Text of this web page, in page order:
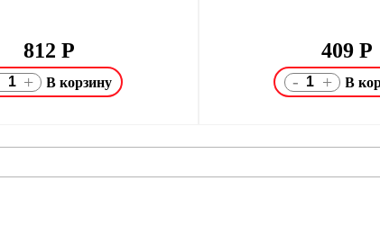
812 Р
+
409Р
- +